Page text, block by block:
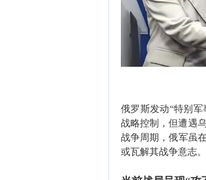
俄罗斯发动“特别
战略控制，但遭遇
战争周期‌，俄军虽
或瓦解其战争意志。